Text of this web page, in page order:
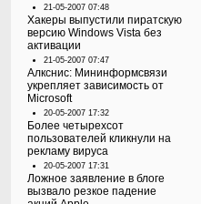
21-05-2007 07:48
Хакеры выпустили пиратскую
версию Windows Vista без
активации
21-05-2007 07:47
Алкснис: Мининформсвязи
укрепляет зависимость от
Microsoft
20-05-2007 17:32
Более четырехсот
пользователей кликнули на
рекламу вируса
20-05-2007 17:31
Ложное заявление в блоге
вызвало резкое падение